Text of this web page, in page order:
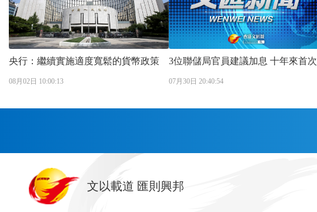
央行：繼續實施適度寬鬆的貨幣政策
08月02日 10:00:13
3位聯儲局官員建議加息 十年來首次
07月30日 20:40:54
首頁
香港
神州
文以載道 匯則興邦